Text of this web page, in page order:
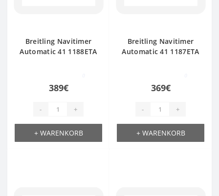
Breitling Navitimer
Automatic 41 1188ETA
389€
- +
+ WARENKORB
Breitling Navitimer
Automatic 41 1187ETA
369€
- +
+ WARENKORB